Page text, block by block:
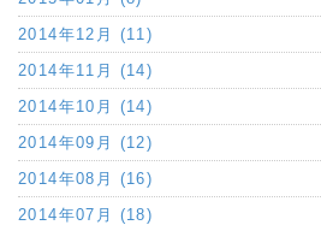
2014年12月 (11)
2014年11月 (14)
2014年10月 (14)
2014年09月 (12)
2014年08月 (16)
2014年07月 (18)